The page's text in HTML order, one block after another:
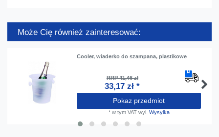
Może Cię również zainteresować:
Cooler, wiaderko do szampana, plastikowe
RRP 41,46 zł
33,17 zł *
Pokaz przedmiot
* w tym VATwyl. Wysylka